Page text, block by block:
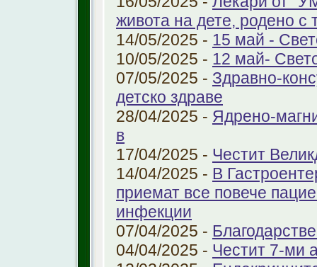
живота на дете, родено с
14/05/2025 - 15 май -
10/05/2025 - 12 май-
07/05/2025 - Здравно-
детско здраве
28/04/2025 - Ядрено-
в
17/04/2025 - Честит
14/04/2025 - В
приемат все повече
инфекции
07/04/2025 -
04/04/2025 - Честит 7-ми